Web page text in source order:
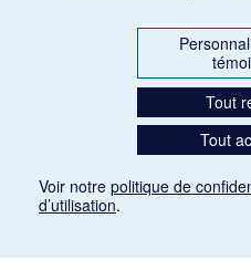
Tout
Tout
Voir notre politique de
d’utilisation.